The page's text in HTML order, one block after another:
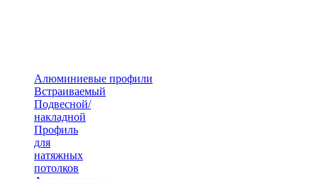
Алюминиевые профили
Встраиваемый
Подвесной/
накладной
Профиль
для
натяжных
потолков